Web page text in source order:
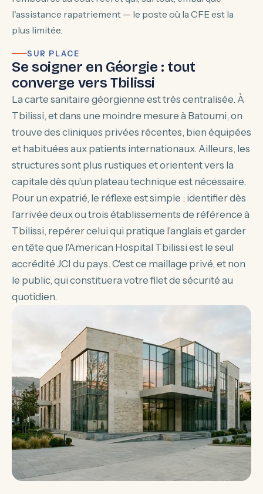
l'assistance rapatriement — le poste où la CFE est la
plus limitée.
SUR PLACE
Se soigner en Géorgie : tout
converge vers Tbilissi
La carte sanitaire géorgienne est très centralisée. À
Tbilissi, et dans une moindre mesure à Batoumi, on
trouve des cliniques privées récentes, bien équipées
et habituées aux patients internationaux. Ailleurs, les
structures sont plus rustiques et orientent vers la
capitale dès qu'un plateau technique est nécessaire.
Pour un expatrié, le réflexe est simple : identifier dès
l'arrivée deux ou trois établissements de référence à
Tbilissi, repérer celui qui pratique l'anglais et garder
en tête que l'American Hospital Tbilissi est le seul
accrédité JCI du pays. C'est ce maillage privé, et non
le public, qui constituera votre filet de sécurité au
quotidien.